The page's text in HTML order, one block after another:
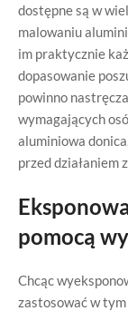
dostępne są w
malowaniu
im praktycznie
dopasowanie
powinno
wymagających
aluminiowa
przed działaniem
pomocą
Chcąc
zastosować w